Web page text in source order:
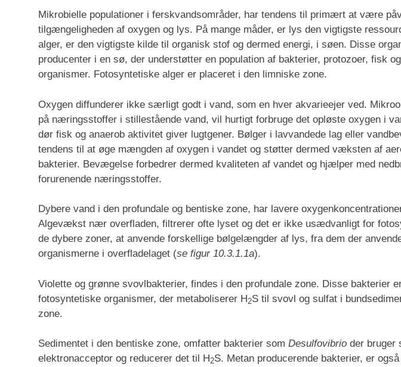
Mikrobielle populationer i ferskvandsområder, har tendens til primært at være
tilgængeligheden af oxygen og lys. På mange måder, er lys den vigtigste
alger, er den vigtigste kilde til organisk stof og dermed energi, i søen. Disse
producenter i en sø, der understøtter en population af bakterier, protozoer, fisk
organismer. Fotosyntetiske alger er placeret i den limniske zone.
Oxygen diffunderer ikke særligt godt i vand, som en hver akvarieejer ved.
på næringsstoffer i stillestående vand, vil hurtigt forbruge det opløste oxygen i
dør fisk og anaerob aktivitet giver lugtgener. Bølger i lavvandede lag eller
tendens til at øge mængden af oxygen i vandet og støtter dermed væksten af
bakterier. Bevægelse forbedrer dermed kvaliteten af vandet og hjælper med
forurenende næringsstoffer.
Dybere vand i den profundale og bentiske zone, har lavere
Algevækst nær overfladen, filtrerer ofte lyset og det er ikke usædvanligt for
de dybere zoner, at anvende forskellige bølgelængder af lys, fra dem der
organismerne i overfladelaget (se figur 10.3.1.1a).
Violette og grønne svovlbakterier, findes i den profundale zone. Disse bakterier
fotosyntetiske organismer, der metaboliserer H2S til svovl og sulfat i
zone.
Sedimentet i den bentiske zone, omfatter bakterier som Desulfovibrio der bruger
elektronacceptor og reducerer det til H2S. Metan producerende bakterier, er